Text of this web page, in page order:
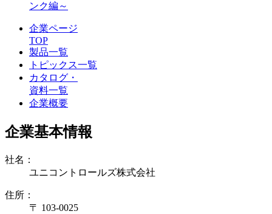
ンク編～
企業ページ
TOP
製品一覧
トピックス一覧
カタログ・
資料一覧
企業概要
企業基本情報
社名：
ユニコントロールズ株式会社
住所：
〒 103-0025